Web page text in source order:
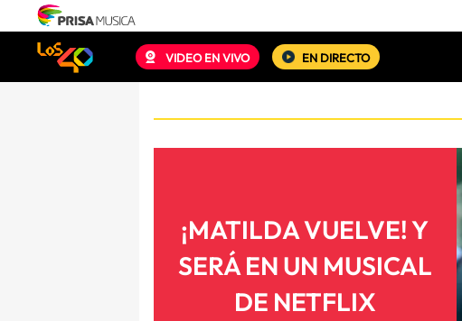
VIDEO EN VIVO EN DIRECTO
¡MATILDA VUELVE! Y
SERÁ EN UN MUSICAL
DE NETFLIX